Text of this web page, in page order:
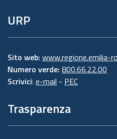
URP
Sito web: www.regione.emilia-
Numero verde: 800.66.22.00
Scrivici: e-mail - PEC
Trasparenza